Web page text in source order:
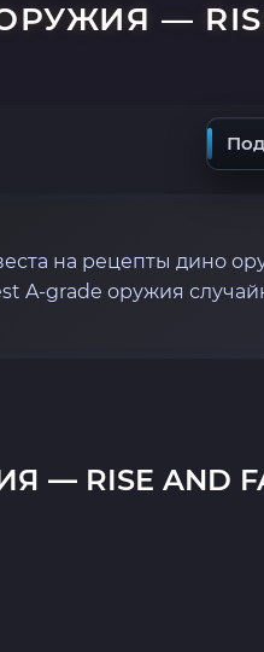
—
на рецепты дино
A-grade оружия
RISE AND